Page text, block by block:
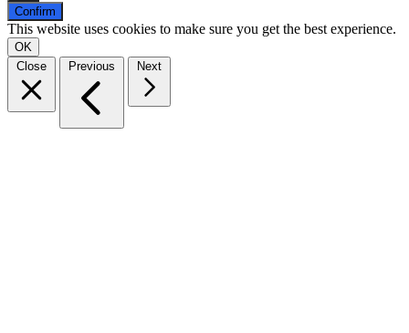
Confirm
This website uses cookies to make sure you get the best experience.
OK
Close
Previous Next